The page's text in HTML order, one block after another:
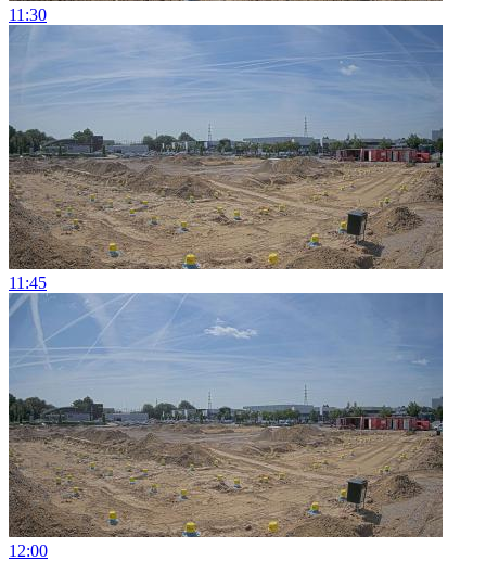
11:30
11:45
12:00